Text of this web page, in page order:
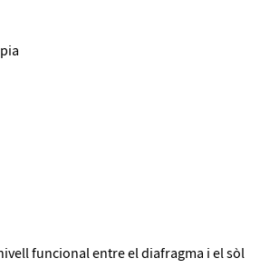
funcional entre el diafragma i el sòl